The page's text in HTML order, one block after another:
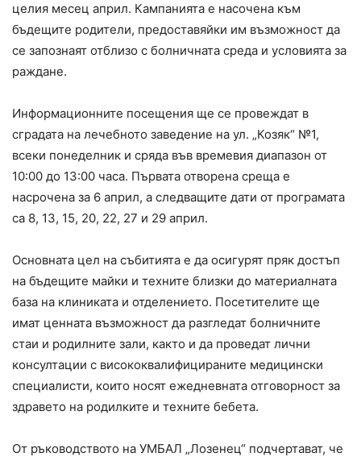
целия месец април. Кампанията е насочена към
бъдещите родители, предоставяйки им възможност да
се запознаят отблизо с болничната среда и условията за
раждане.
Информационните посещения ще се провеждат в
сградата на лечебното заведение на ул. „Козяк“ №1,
всеки понеделник и сряда във времевия диапазон от
10:00 до 13:00 часа. Първата отворена среща е
насрочена за 6 април, а следващите дати от програмата
са 8, 13, 15, 20, 22, 27 и 29 април.
Основната цел на събитията е да осигурят пряк достъп
на бъдещите майки и техните близки до материалната
база на клиниката и отделението. Посетителите ще
имат ценната възможност да разгледат болничните
стаи и родилните зали, както и да проведат лични
консултации с висококвалифицираните медицински
специалисти, които носят ежедневната отговорност за
здравето на родилките и техните бебета.
От ръководството на УМБАЛ „Лозенец“ подчертават, че